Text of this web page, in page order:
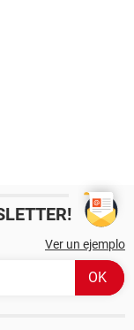
Ver un ejemplo